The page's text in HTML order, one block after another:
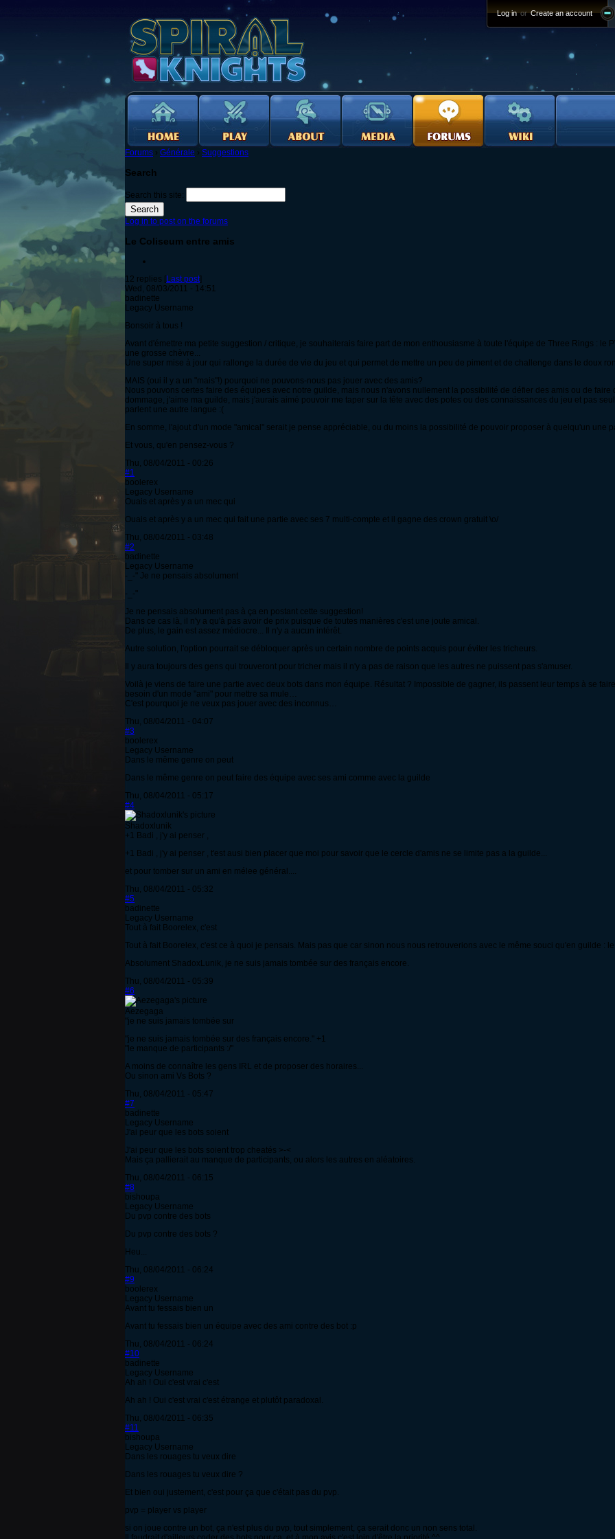
Log in or Create an account
Forums › Générale › Suggestions
Search
Search this site:
Log in to post on the forums
Le Coliseum entre amis
12 replies [Last post]
Wed, 08/03/2011 - 14:51
badinette
Legacy Username
Bonsoir à tous !
Avant d'émettre ma petite suggestion / critique, je souhaiterais faire part de mon enthousiasme à toute l'équipe de Three Rings : le
une grosse chèvre...
Une super mise à jour qui rallonge la durée de vie du jeu et qui permet de mettre un peu de piment et de challenge dans le doux
MAIS (oui il y a un "mais"!) pourquoi ne pouvons-nous pas jouer avec des amis?
Nous pouvons certes faire des équipes avec notre guilde, mais nous n'avons nullement la possibilité de défier des amis ou de
dommage, j'aime ma guilde, mais j'aurais aimé pouvoir me taper sur la tête avec des potes ou des connaissances du jeu et pas
parlent une autre langue :(
En somme, l'ajout d'un mode "amical" serait je pense appréciable, ou du moins la possibilité de pouvoir proposer à quelqu'un une
Et vous, qu'en pensez-vous ?
Thu, 08/04/2011 - 00:26
#1
boolerex
Legacy Username
Ouais et après y a un mec qui
Ouais et après y a un mec qui fait une partie avec ses 7 multi-compte et il gagne des crown gratuit \o/
Thu, 08/04/2011 - 03:48
#2
badinette
Legacy Username
-_-" Je ne pensais absolument
-_-"
Je ne pensais absolument pas à ça en postant cette suggestion!
Dans ce cas là, il n'y a qu'à pas avoir de prix puisque de toutes manières c'est une joute amical.
De plus, le gain est assez médiocre... Il n'y a aucun intérêt.
Autre solution, l'option pourrait se débloquer après un certain nombre de points acquis pour éviter les tricheurs.
Il y aura toujours des gens qui trouveront pour tricher mais il n'y a pas de raison que les autres ne puissent pas s'amuser.
Voilà je viens de faire une partie avec deux bots dans mon équipe. Résultat ? Impossible de gagner, ils passent leur temps à se
besoin d'un mode "ami" pour mettre sa mule…
C'est pourquoi je ne veux pas jouer avec des inconnus…
Thu, 08/04/2011 - 04:07
#3
boolerex
Legacy Username
Dans le même genre on peut
Dans le même genre on peut faire des équipe avec ses ami comme avec la guilde
Thu, 08/04/2011 - 05:17
#4
Shadoxlunik
+1 Badi , j'y ai penser ,
+1 Badi , j'y ai penser , t'est ausi bien placer que moi pour savoir que le cercle d'amis ne se limite pas a la guilde...
et pour tomber sur un ami en mélee général....
Thu, 08/04/2011 - 05:32
#5
badinette
Legacy Username
Tout à fait Boorelex, c'est
Tout à fait Boorelex, c'est ce à quoi je pensais. Mais pas que car sinon nous nous retrouverions avec le même souci qu'en guilde :
Absolument ShadoxLunik, je ne suis jamais tombée sur des français encore.
Thu, 08/04/2011 - 05:39
#6
Aezegaga
"je ne suis jamais tombée sur
"je ne suis jamais tombée sur des français encore." +1
"le manque de participants :/"
A moins de connaître les gens IRL et de proposer des horaires...
Ou sinon ami Vs Bots ?
Thu, 08/04/2011 - 05:47
#7
badinette
Legacy Username
J'ai peur que les bots soient
J'ai peur que les bots soient trop cheatés >-<
Mais ça pallierait au manque de participants, ou alors les autres en aléatoires.
Thu, 08/04/2011 - 06:15
#8
bishoupa
Legacy Username
Du pvp contre des bots
Du pvp contre des bots ?
Heu...
Thu, 08/04/2011 - 06:24
#9
boolerex
Legacy Username
Avant tu fessais bien un
Avant tu fessais bien un équipe avec des ami contre des bot :p
Thu, 08/04/2011 - 06:24
#10
badinette
Legacy Username
Ah ah ! Oui c'est vrai c'est
Ah ah ! Oui c'est vrai c'est étrange et plutôt paradoxal.
Thu, 08/04/2011 - 06:35
#11
bishoupa
Legacy Username
Dans les rouages tu veux dire
Dans les rouages tu veux dire ?
Et bien oui justement, c'est pour ça que c'était pas du pvp.
pvp = player vs player
si on joue contre un bot, ça n'est plus du pvp, tout simplement, ça serait donc un non sens total.